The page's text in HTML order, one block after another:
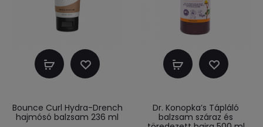
Kosárba
Bounce Curl Hydra-Drench
hajmósó balzsam 236 ml
Kosárba
Dr. Konopka’s Tápláló
balzsam száraz és